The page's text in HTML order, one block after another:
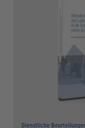
Dienstliche